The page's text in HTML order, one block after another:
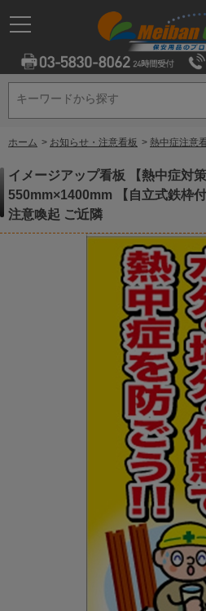
キーワードから探す
キーワードから探す
ホーム > お知らせ・注意看板 > 熱中症注意
イメージアップ看板 【熱中症対
550mm×1400mm 【自立式鉄枠
注意喚起 ご近隣